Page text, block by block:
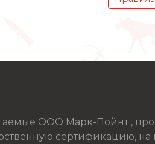
ООО Марк-Пойнт ,
сертификацию, на